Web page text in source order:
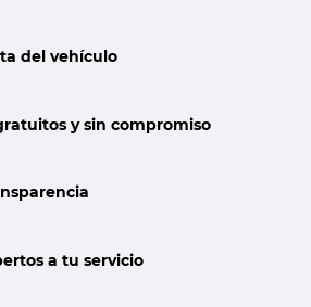
del vehículo
y sin compromiso
a tu servicio